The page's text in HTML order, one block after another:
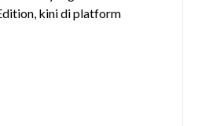
kini di platform